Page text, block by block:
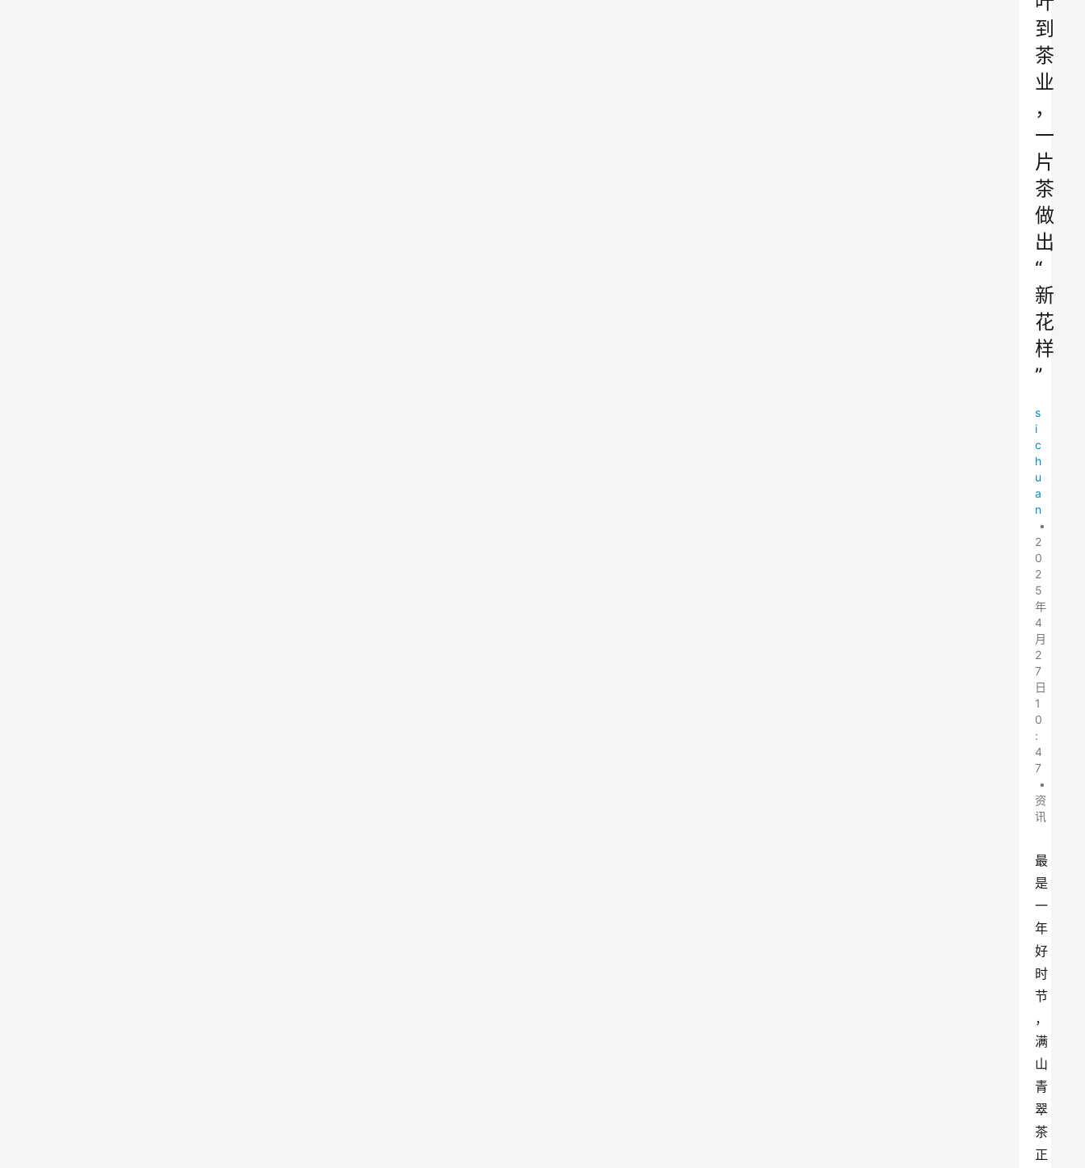
到
茶
业
，
一
片
茶
做
出
“
新
花
样
”
s
i
c
h
u
a
n
•
2
0
2
5
年
4
月
2
7
日
1
0
:
4
7
•
资
讯
最
是
一
年
好
时
节
，
满
山
青
翠
茶
正